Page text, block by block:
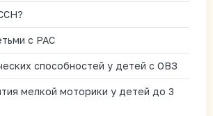
с РАС
способностей у детей с ОВЗ
мелкой моторики у детей до 3